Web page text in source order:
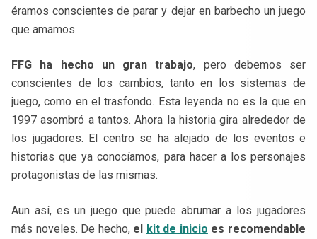
éramos conscientes de parar y dejar en barbecho un juego
que amamos.
FFG ha hecho un gran trabajo, pero debemos ser
conscientes de los cambios, tanto en los sistemas de
juego, como en el trasfondo. Esta leyenda no es la que en
1997 asombró a tantos. Ahora la historia gira alrededor de
los jugadores. El centro se ha alejado de los eventos e
historias que ya conocíamos, para hacer a los personajes
protagonistas de las mismas.
Aun así, es un juego que puede abrumar a los jugadores
más noveles. De hecho, el kit de inicio es recomendable